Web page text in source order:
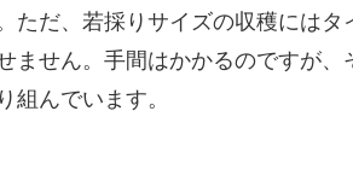
ただ、若採りサイズの収穫にはタ
ません。手間はかかるのですが、
組んでいます。